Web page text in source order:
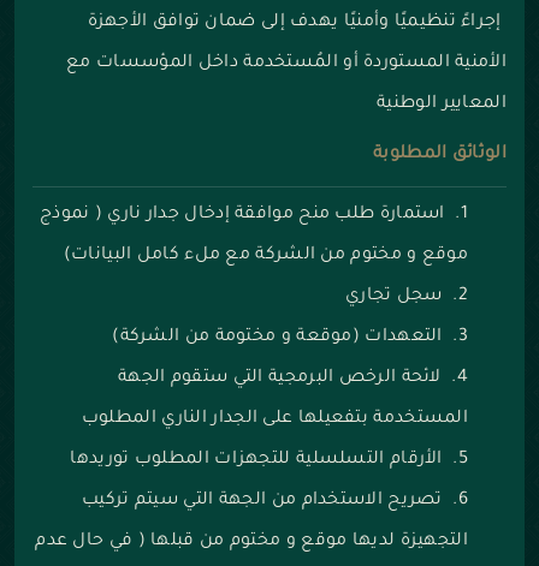
إجراءً تنظيميًا وأمنيًا يهدف إلى ضمان توافق الأجهزة
الأمنية المستوردة أو المُستخدمة داخل المؤسسات مع
المعايير الوطنية
الوثائق المطلوبة
استمارة طلب منح موافقة إدخال جدار ناري ( نموذج
موقع و مختوم من الشركة مع ملء كامل البيانات)
سجل تجاري
التعهدات (موقعة و مختومة من الشركة)
لائحة الرخص البرمجية التي ستقوم الجهة
المستخدمة بتفعيلها على الجدار الناري المطلوب
الأرقام التسلسلية للتجهزات المطلوب توريدها
تصريح الاستخدام من الجهة التي سيتم تركيب
التجهيزة لديها موقع و مختوم من قبلها ( في حال عدم